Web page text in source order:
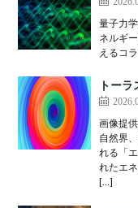
量子力
ネルギ
えるコ
トー
画像提
自然界
れる「
れたエ
[…]